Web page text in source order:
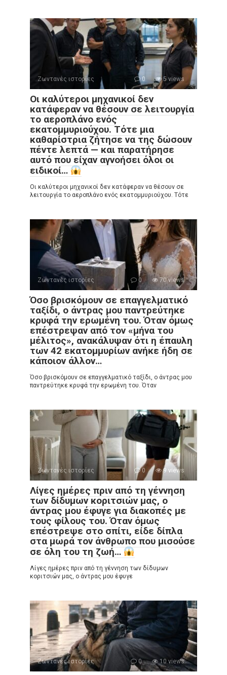
Ζωντανές ιστορίες 0 5 views
Οι καλύτεροι μηχανικοί δεν
κατάφεραν να θέσουν σε λειτουργία
το αεροπλάνο ενός
εκατομμυριούχου. Τότε μια
καθαρίστρια ζήτησε να της δώσουν
πέντε λεπτά — και παρατήρησε
αυτό που είχαν αγνοήσει όλοι οι
ειδικοί…
Οι καλύτεροι μηχανικοί δεν κατάφεραν να θέσουν σε
λειτουργία το αεροπλάνο ενός εκατομμυριούχου. Τότε
Ζωντανές ιστορίες 0 70 views
Όσο βρισκόμουν σε επαγγελματικό
ταξίδι, ο άντρας μου παντρεύτηκε
κρυφά την ερωμένη του. Όταν όμως
επέστρεψαν από τον «μήνα του
μέλιτος», ανακάλυψαν ότι η έπαυλη
των 42 εκατομμυρίων ανήκε ήδη σε
κάποιον άλλον…
Όσο βρισκόμουν σε επαγγελματικό ταξίδι, ο άντρας μου
παντρεύτηκε κρυφά την ερωμένη του. Όταν
Ζωντανές ιστορίες 0 9 views
Λίγες ημέρες πριν από τη γέννηση
των δίδυμων κοριτσιών μας, ο
άντρας μου έφυγε για διακοπές με
τους φίλους του. Όταν όμως
επέστρεψε στο σπίτι, είδε δίπλα
στα μωρά τον άνθρωπο που μισούσε
σε όλη του τη ζωή…
Λίγες ημέρες πριν από τη γέννηση των δίδυμων
κοριτσιών μας, ο άντρας μου έφυγε
Ζωντανές ιστορίες 0 10 views